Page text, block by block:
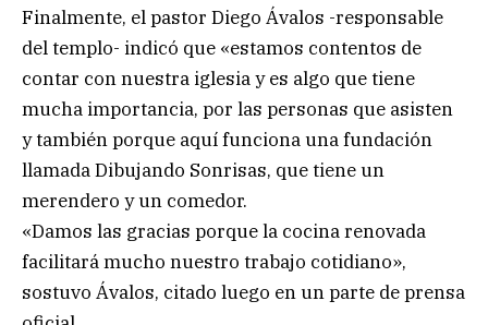
Finalmente, el pastor Diego Ávalos -responsable
del templo- indicó que «estamos contentos de
contar con nuestra iglesia y es algo que tiene
mucha importancia, por las personas que asisten
y también porque aquí funciona una fundación
llamada Dibujando Sonrisas, que tiene un
merendero y un comedor.
«Damos las gracias porque la cocina renovada
facilitará mucho nuestro trabajo cotidiano»,
sostuvo Ávalos, citado luego en un parte de prensa